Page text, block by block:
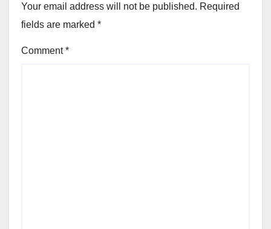
Your email address will not be published. Required
fields are marked *
Comment*